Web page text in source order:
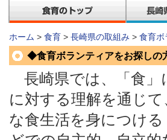
ホーム > 食育 > 長崎県の取組み > 食育ボ
◆食育ボランティアをお探しの
長崎県では、「食」
に対する理解を通じ
な食生活を身につけ